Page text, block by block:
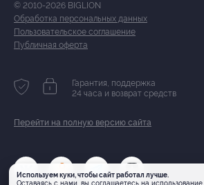
Используем куки, чтобы сайт работал лучше.
Оставаясь с нами, вы соглашаетесь на использование
© 2010-2026 BIGLION
Обработка персональных данных
Пользовательское соглашение
Публичная оферта
Гарантия, поддержка
24 часа и возврат средств
Перейти на полную версию сайта